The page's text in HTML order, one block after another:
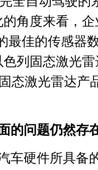
角度来看，
最佳的传感器
列固态激光
态激光雷达产
的问题仍然存
车硬件所具备